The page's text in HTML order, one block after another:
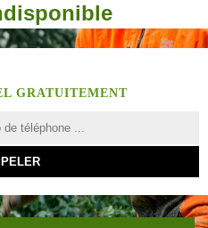
GRATUITEMENT